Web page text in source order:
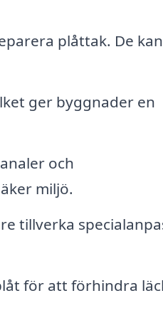
plåttak. De kan
ger byggnader en
och
miljö.
tillverka
för att förhindra